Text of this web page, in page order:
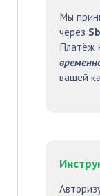
Мы
через
Платёж
вашей